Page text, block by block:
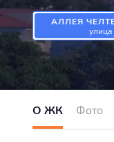
АЛЛЕЯ
улица
О ЖК Фото